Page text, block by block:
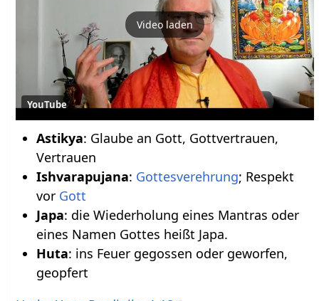
Video laden
YouTube
Astikya: Glaube an Gott, Gottvertrauen,
Vertrauen
Ishvarapujana: Gottesverehrung; Respekt
vor Gott
Japa: die Wiederholung eines Mantras oder
eines Namen Gottes heißt Japa.
Huta: ins Feuer gegossen oder geworfen,
geopfert